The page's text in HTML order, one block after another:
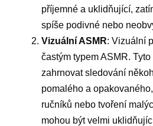
příjemné a uklidňující,
spíše podivné nebo
Vizuální ASMR: Vizuální
častým typem ASMR.
zahrnovat sledování
pomalého a
ručníků nebo tvoření
mohou být velmi